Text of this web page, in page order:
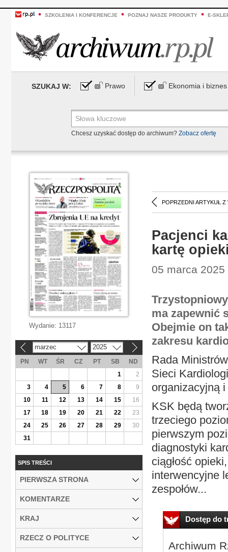
SZKOLENIA I KONFERENCJE POZNAJ NASZE PRODUKTY E-
SZUKAJ W: Prawo Ekonomia i biznes
Chcesz uzyskać dostęp do archiwum? Zobacz ofertę
POPRZEDNI ARTYKUŁ Z
Pacjenci
kartę
05 marca
ma zapewnić
Obejmie on
zakresu
Rada
Sieci
organizacyjną
KSK będą
trzeciego
pierwszym
diagnostyki
ciągłość
interwencyjne
zespołów...
Dostęp do
Archiwum
Wydanie: 13117
marzec 2025
PN WT ŚR CZ PT SB
ND
1
2
3
4 5 6 7 8
9
10
11 12 13 14 15
16
17
18 19 20 21 22
23
24
25 26 27 28 29
30
31
SPIS TREŚCI
PIERWSZA STRONA
KOMENTARZE
KRAJ
RZECZ O POLITYCE